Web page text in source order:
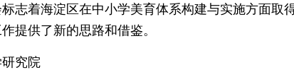
志着海淀区在中小学美育体系构建与实施方面取
提供了新的思路和借鉴。
究院